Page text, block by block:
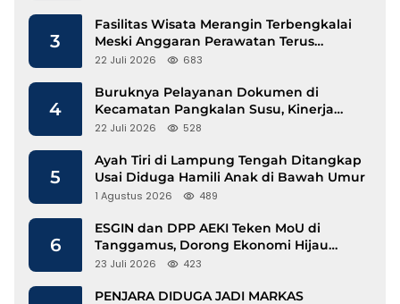
3
Fasilitas Wisata Merangin Terbengkalai
Meski Anggaran Perawatan Terus
Mengalir
22 Juli 2026 683
4
Buruknya Pelayanan Dokumen di
Kecamatan Pangkalan Susu, Kinerja
Disdukcapil Langkat Disorot
22 Juli 2026 528
5
Ayah Tiri di Lampung Tengah Ditangkap
Usai Diduga Hamili Anak di Bawah Umur
1 Agustus 2026 489
6
ESGIN dan DPP AEKI Teken MoU di
Tanggamus, Dorong Ekonomi Hijau
Berbasis Kopi dan Perdagangan Karbon
23 Juli 2026 423
PENJARA DIDUGA JADI MARKAS